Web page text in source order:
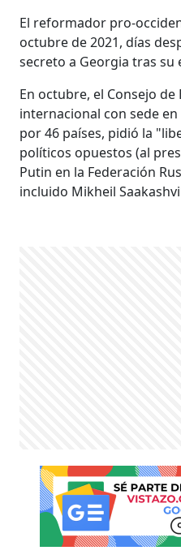
El reformador pro-
octubre de 2021, días
secreto a Georgia tras su
En octubre, el Consejo
internacional con sede
por 46 países, pidió la
políticos opuestos (al
Putin en la Federación
incluido Mikheil